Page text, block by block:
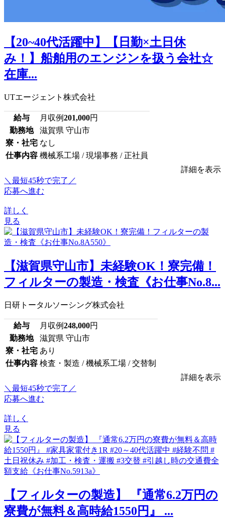
【20~40代活躍中】【日勤×土日休
み！】船舶用のエンジンを扱う会社☆
在庫...
UTエージェント株式会社
給与 月収例201,000円
勤務地
滋賀県 守山市
寮・社宅 なし
仕事内容 機械系工場 / 現場事務 / 正社員
詳細を表示
＼最短45秒で完了／
応募へ進む
詳しく
見る
【滋賀県守山市】未経験OK！寮完備！
フィルターの製造・検査《お仕事No.8...
日研トータルソーシング株式会社
給与 月収例248,000円
勤務地
滋賀県 守山市
寮・社宅 あり
仕事内容 検査・製造 / 機械系工場 / 交替制
詳細を表示
＼最短45秒で完了／
応募へ進む
詳しく
見る
【フィルターの製造】 『通常6.2万円の
寮費が無料＆高時給1550円』 ...